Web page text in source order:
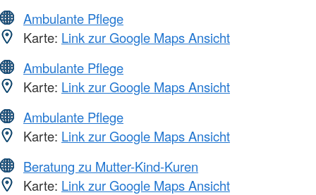
Ambulante Pflege
Karte: Link zur Google Maps Ansicht
Ambulante Pflege
Karte: Link zur Google Maps Ansicht
Ambulante Pflege
Karte: Link zur Google Maps Ansicht
Beratung zu Mutter-Kind-Kuren
Karte: Link zur Google Maps Ansicht